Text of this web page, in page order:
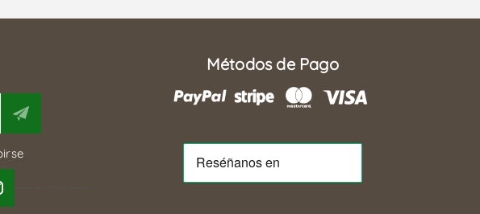
Métodos de Pago